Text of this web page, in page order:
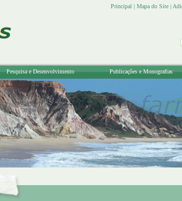
Principal | Mapa do Site |
Pesquisa e Desenvolvimento Publicações e Monografias